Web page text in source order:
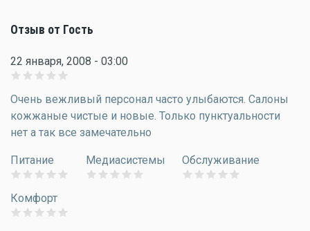
Отзыв от Гость
22 января, 2008 - 03:00
Очень вежливый персонал часто улыбаются. Салоны
кожжаные чистые и новые. Только пунктуальности
нет а так все замечательно
Питание Медиасистемы Обслуживание
Комфорт